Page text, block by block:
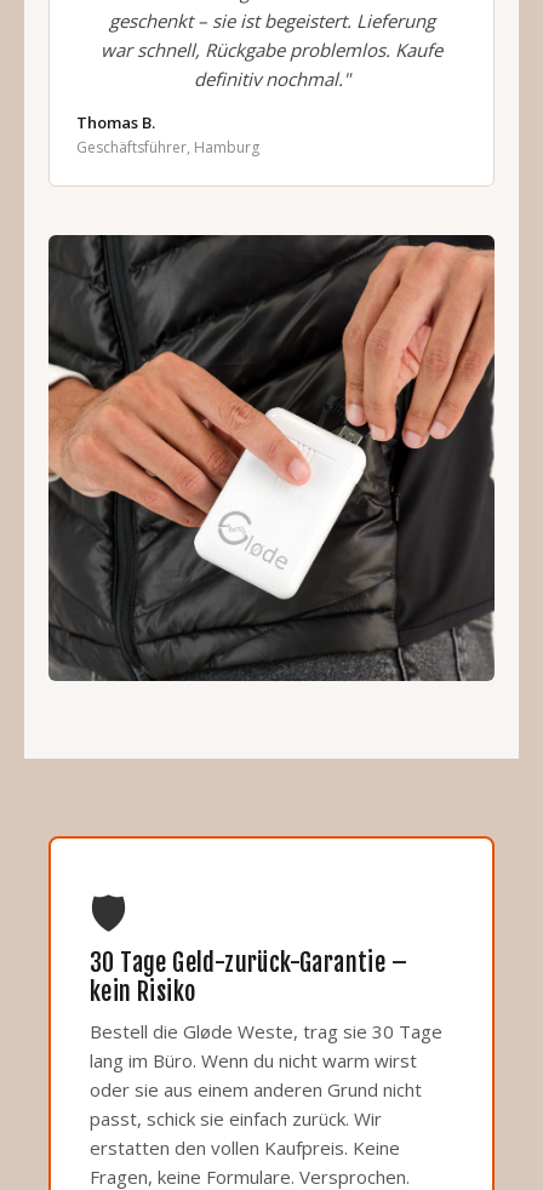
geschenkt – sie ist begeistert. Lieferung
war schnell, Rückgabe problemlos. Kaufe
definitiv nochmal."
Thomas B.
Geschäftsführer, Hamburg
🛡
30 Tage Geld-zurück-Garantie –
kein Risiko
Bestell die Gløde Weste, trag sie 30 Tage
lang im Büro. Wenn du nicht warm wirst
oder sie aus einem anderen Grund nicht
passt, schick sie einfach zurück. Wir
erstatten den vollen Kaufpreis. Keine
Fragen, keine Formulare. Versprochen.